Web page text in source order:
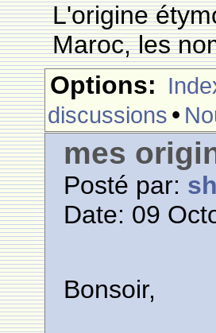
L'origine
Maroc, les
Options:
discussions •
mes
Posté par:
Date: 09
Bonsoir,